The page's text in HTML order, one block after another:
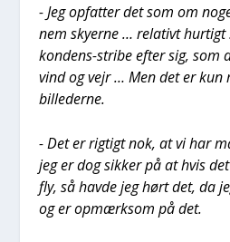
- Jeg opfat­ter det som om
nem sky­er­ne … rela­tivt
kon­dens-stri­be efter sig, som
vind og vejr … Men det er kun
bil­le­der­ne.
- Det er rig­tigt nok, at vi har
jeg er dog sik­ker på at hvis
fly, så hav­de jeg hørt det, da
og er opmærk­som på det.